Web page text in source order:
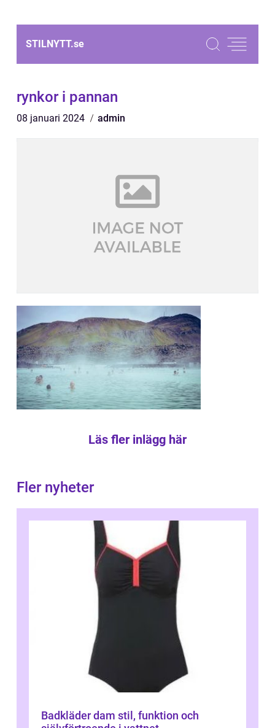
STILNYTT.se
rynkor i pannan
08 januari 2024 admin
Läs fler inlägg här
Fler nyheter
Badkläder dam stil, funktion och